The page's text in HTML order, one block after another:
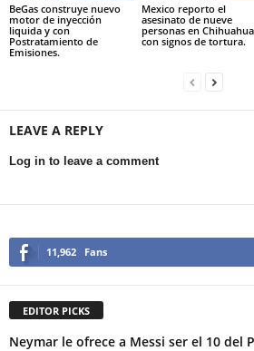
BeGas construye nuevo
motor de inyección
liquida y con
Postratamiento de
Emisiones.
Mexico reporto el
asesinato de nueve
personas en Chihuahua
con signos de tortura.
LEAVE A REPLY
Log in to leave a comment
11,962 Fans
EDITOR PICKS
Neymar le ofrece a Messi ser el 10 del